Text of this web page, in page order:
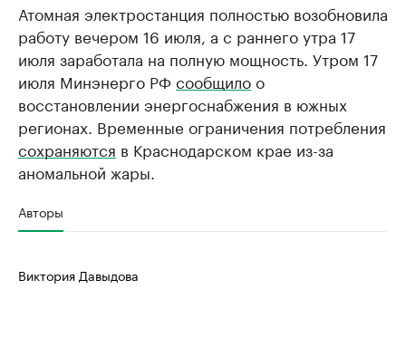
Атомная электростанция полностью возобновила
работу вечером 16 июля, а с раннего утра 17
июля заработала на полную мощность. Утром 17
июля Минэнерго РФ сообщилоо
восстановлении энергоснабжения в южных
регионах. Временные ограничения потребления
сохраняются в Краснодарском крае из-за
аномальной жары.
Авторы
Виктория Давыдова